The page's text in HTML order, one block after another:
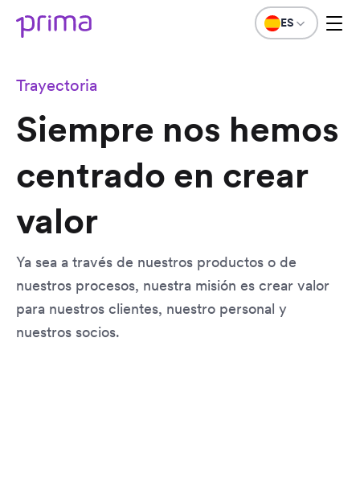
ES
Trayectoria
Siempre nos hemos
centrado en crear
valor
Ya sea a través de nuestros productos o de
nuestros procesos, nuestra misión es crear valor
para nuestros clientes, nuestro personal y
nuestros socios.